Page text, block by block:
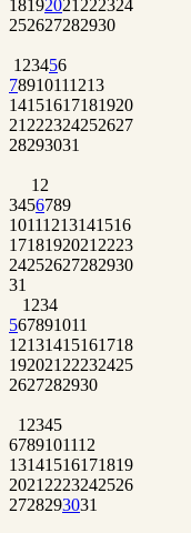
18192021 222324
252627282930
1 23456
78910111213
14151617181920
21 222324252627
28293031
1 2
3456789
10111213141516
1718192021 2223
24252627282930
31
1 234
567891011
12131415161718
192021 22232425
2627282930
1 2345
6789101112
13141516171819
2021 2223242526
2728293031